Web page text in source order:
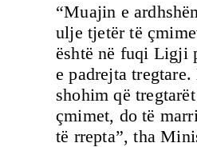
“Muajin e
ulje tjetër të
është në fuqi Ligji
e padrejta tregtare.
shohim që
çmimet, do të
të rrepta”, tha